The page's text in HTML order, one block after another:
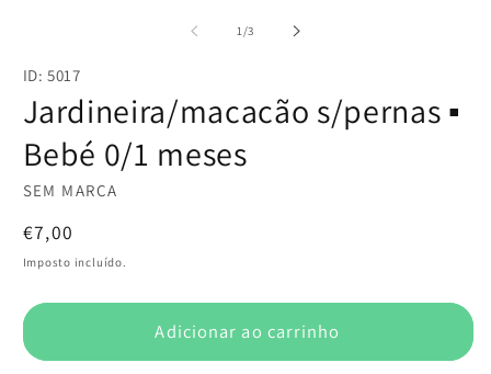
modal
1/de
3
ID: 5017
Jardineira/macacão s/pernas ▪️
Bebé 0/1 meses
SEM MARCA
Preço
normal
€7,00
Imposto incluído.
Adicionar ao carrinho